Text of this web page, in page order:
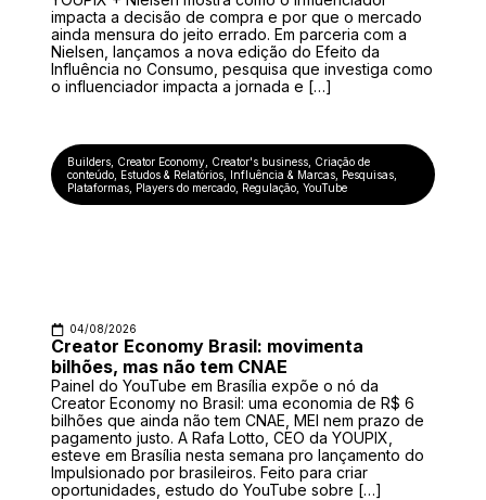
impacta a decisão de compra e por que o mercado
ainda mensura do jeito errado. Em parceria com a
Nielsen, lançamos a nova edição do Efeito da
Influência no Consumo, pesquisa que investiga como
o influenciador impacta a jornada e […]
Builders Creator Economy Creator's business Criação de
conteúdo Estudos & Relatórios Influência & Marcas Pesquisas
Plataformas Players do mercado Regulação ,YouTube
04/08/2026
Creator Economy Brasil: movimenta
bilhões, mas não tem CNAE
Painel do YouTube em Brasília expõe o nó da
Creator Economy no Brasil: uma economia de R$ 6
bilhões que ainda não tem CNAE, MEI nem prazo de
pagamento justo. A Rafa Lotto, CEO da YOUPIX,
esteve em Brasília nesta semana pro lançamento do
Impulsionado por brasileiros. Feito para criar
oportunidades, estudo do YouTube sobre […]